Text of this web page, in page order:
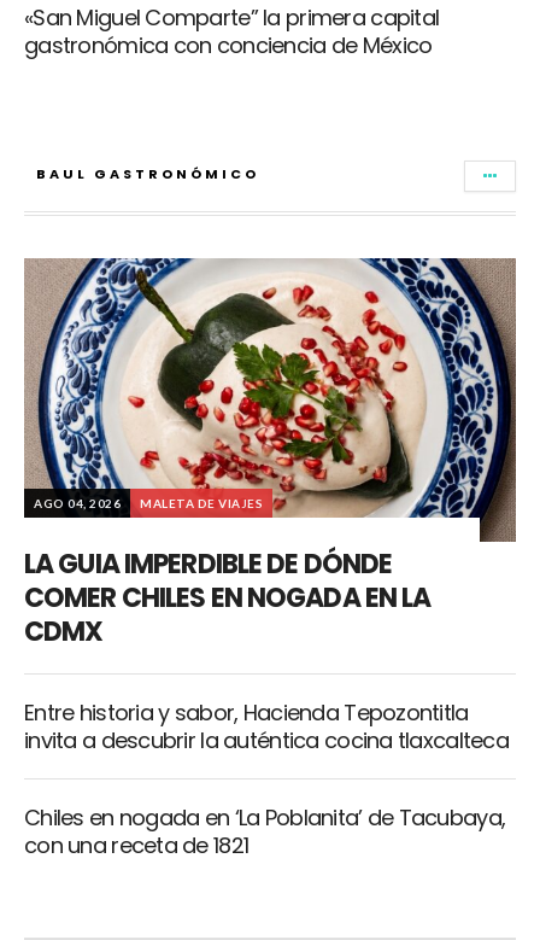
«San Miguel Comparte” la primera capital
gastronómica con conciencia de México
BAUL GASTRONÓMICO
AGO 04, 2026 MALETA DE VIAJES
LA GUIA IMPERDIBLE DE DÓNDE
COMER CHILES EN NOGADA EN LA
CDMX
Entre historia y sabor, Hacienda Tepozontitla
invita a descubrir la auténtica cocina tlaxcalteca
Chiles en nogada en ‘La Poblanita’ de Tacubaya,
con una receta de 1821